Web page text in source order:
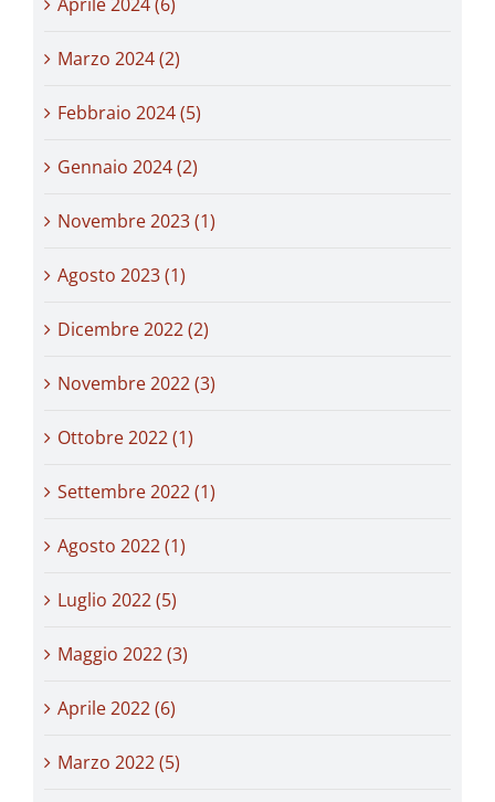
Marzo 2024 (2)
Febbraio 2024 (5)
Gennaio 2024 (2)
Novembre 2023 (1)
Agosto 2023 (1)
Dicembre 2022 (2)
Novembre 2022 (3)
Ottobre 2022 (1)
Settembre 2022 (1)
Agosto 2022 (1)
Luglio 2022 (5)
Maggio 2022 (3)
Aprile 2022 (6)
Marzo 2022 (5)